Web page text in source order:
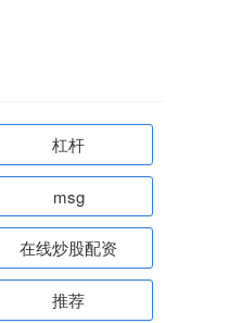
杠杆
msg
在线炒股配资
推荐